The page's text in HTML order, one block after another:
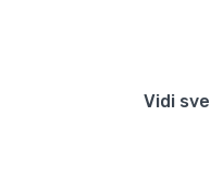
Vidi sve